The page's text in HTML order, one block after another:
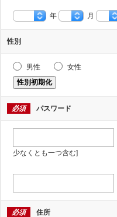
年 月
性別
男性
女性
性別初期化
必須 パスワード
少なくとも一つ含む]
必須 住所